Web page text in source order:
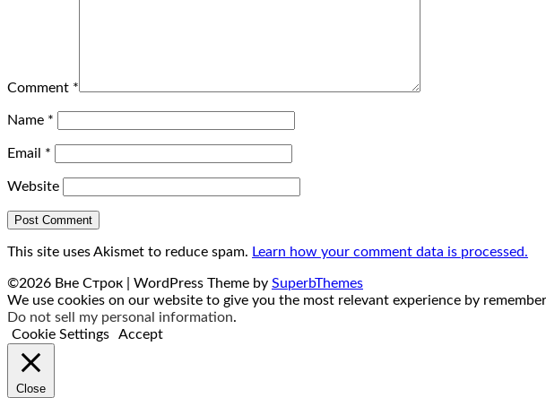
Comment *
Name *
Email *
Website
This site uses Akismet to reduce spam. Learn how your comment data is processed.
©2026 Вне Строк | WordPress Theme by SuperbThemes
We use cookies on our website to give you the most relevant experience by
Do not sell my personal information.
Cookie Settings
Accept
Close